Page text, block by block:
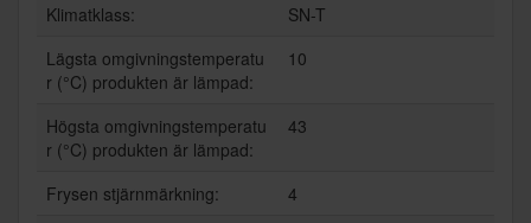
Klimatklass:
SN-T
Lägsta omgivningstemperatu
r (°C) produkten är lämpad:
10
Högsta omgivningstemperatu
r (°C) produkten är lämpad:
43
Frysen stjärnmärkning:
4